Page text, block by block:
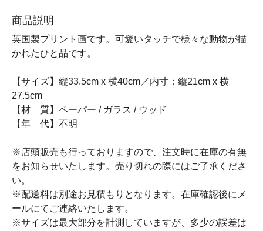
商品説明
英国製プリント画です。可愛いタッチで様々な動物が描
かれたひと品です。
【サイズ】縦33.5cm x 横40cm／内寸：縦21cm x 横
27.5cm
【材 質】ペーパー / ガラス / ウッド
【年 代】不明
※店頭販売も行っておりますので、注文時に在庫の有無
をお知らせいたします。売り切れの際にはご了承くださ
い。
※配送料は別途お見積もりとなります。在庫確認後にメ
ールにてご連絡いたします。
※サイズは最大部分を計測していますが、多少の誤差は